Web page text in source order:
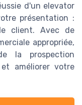
d'un elevator
présentation :
client. Avec de
appropriée,
la prospection
améliorer votre